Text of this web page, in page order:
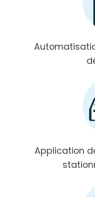
Application